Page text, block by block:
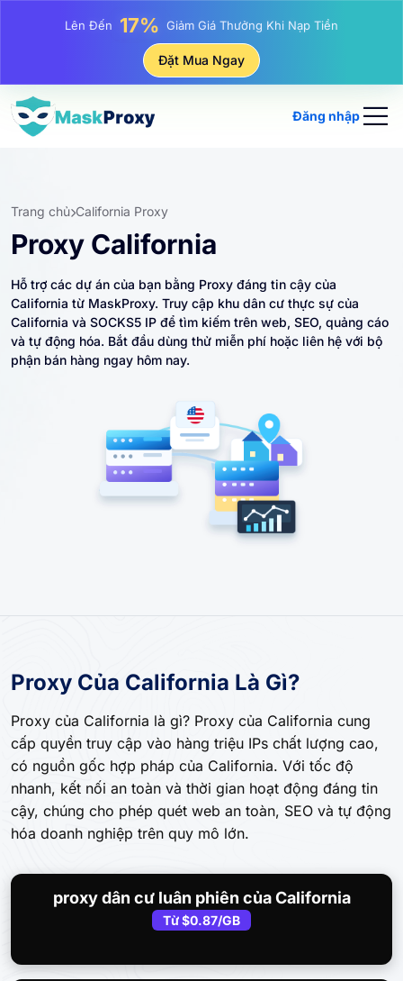
Lên Đến 25% Giảm Giá Khi Mua Hàng IP Tĩnh
Giảm Giá Khi Mua Hàng IP Luân Phiên
Đặt Mua Ngay
Đăng nhập
Trang chủ California Proxy
Proxy California
Hỗ trợ các dự án của bạn bằng Proxy đáng tin cậy của
California từ MaskProxy. Truy cập khu dân cư thực sự của
California và SOCKS5 IP để tìm kiếm trên web, SEO, quảng cáo
và tự động hóa. Bắt đầu dùng thử miễn phí hoặc liên hệ với bộ
phận bán hàng ngay hôm nay.
Proxy Của California Là Gì?
Proxy của California là gì? Proxy của California cung
cấp quyền truy cập vào hàng triệu IPs chất lượng cao,
có nguồn gốc hợp pháp của California. Với tốc độ
nhanh, kết nối an toàn và thời gian hoạt động đáng tin
cậy, chúng cho phép quét web an toàn, SEO và tự động
hóa doanh nghiệp trên quy mô lớn.
proxy dân cư luân phiên của California
Từ$0.87/GB